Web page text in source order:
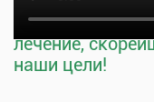
Тщательная
лечение,
наши цели!